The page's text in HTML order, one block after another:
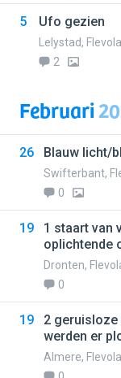
5 Ufo gezien
Lelystad,
2
Februari
26 Blauw licht/
Swifterbant,
0
19
1 staart van
oplichtende
Dronten,
0
19
2 geruisloze
werden er
Almere,